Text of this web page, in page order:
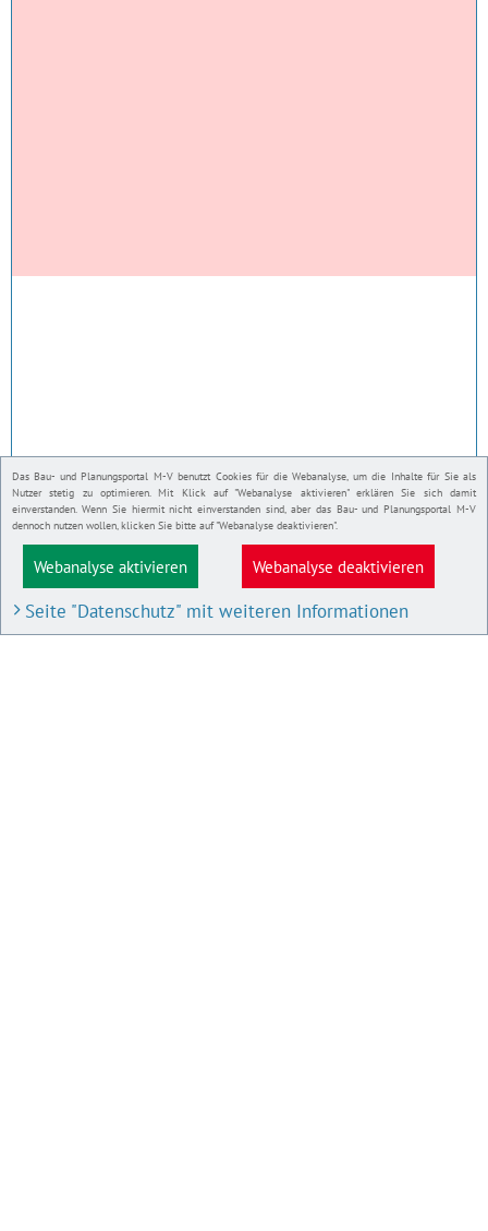
Das Bau- und Planungsportal M-V benutzt Cookies für die Webanalyse, um die Inhalte für Sie als
Nutzer stetig zu optimieren. Mit Klick auf "Webanalyse aktivieren" erklären Sie sich damit
einverstanden. Wenn Sie hiermit nicht einverstanden sind, aber das Bau- und Planungsportal M-V
dennoch nutzen wollen, klicken Sie bitte auf "Webanalyse deaktivieren".
Webanalyse aktivieren Webanalyse deaktivieren
Seite "Datenschutz" mit weiteren Informationen